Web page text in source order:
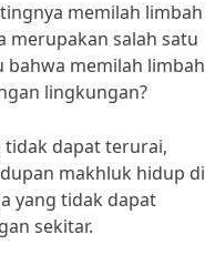
memilah limbah
merupakan salah satu
bahwa memilah limbah
lingkungan?
tidak dapat terurai,
makhluk hidup di
yang tidak dapat
sekitar.